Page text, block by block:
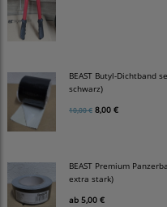
BEAST Butyl-Dichtband
schwarz)
10,00 € 8,00 €
BEAST Premium
extra stark)
ab 5,00 €